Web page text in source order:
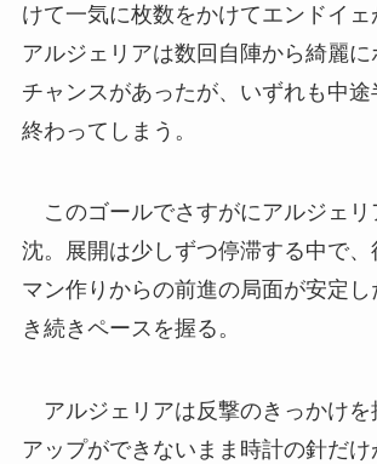
けて一気に枚数をかけてエンドイェ
アルジェリアは数回自陣から綺麗
チャンスがあったが、いずれも中途
終わってしまう。
このゴールでさすがにアルジェリ
沈。展開は少しずつ停滞する中で、
マン作りからの前進の局面が安定し
き続きペースを握る。
アルジェリアは反撃のきっかけを
アップができないまま時計の針だけ